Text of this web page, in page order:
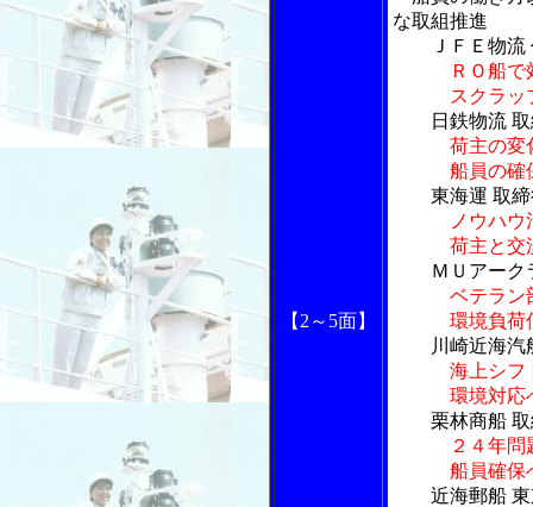
【2～5面】
な取組推進
ＪＦＥ物
ＲＯ船
スクラップ
日鉄物流
荷主の変
船員の確保
東海運 取
ノウハ
荷主と交渉
ＭＵアークラ
ベテラン
環境負荷低
川崎近海
海上シフ
環境対応へ
栗林商船
２４年
船員確保へ
近海郵船 東